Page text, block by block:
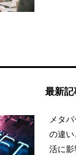
最新記
メタ
の違
活に